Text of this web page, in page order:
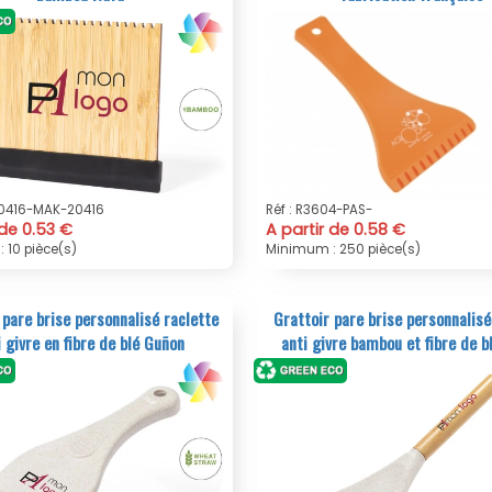
MAK-20416
0.53 €
10 pièce(s)
Réf : R3604-PAS-
A partir de 0.58 €
Minimum : 250 pièce(s)
brise personnalisé raclette
en fibre de blé Guñon
Grattoir pare brise
anti givre bambou et fibre de